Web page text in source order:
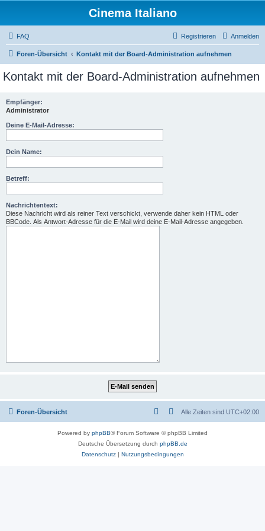
Cinema Italiano
FAQ Anmelden
Registrieren
Foren-Übersicht Kontakt mit der Board-Administration aufnehmen
Kontakt mit der Board-Administration aufnehmen
Empfänger:
Administrator
Deine E-Mail-Adresse:
Dein Name:
Betreff:
Nachrichtentext:
Diese Nachricht wird als reiner Text verschickt, verwende daher kein HTML oder
BBCode. Als Antwort-Adresse für die E-Mail wird deine E-Mail-Adresse angegeben.
Foren-Übersicht Alle Zeiten sind UTC+02:00
Powered by phpBB® Forum Software © phpBB Limited
Deutsche Übersetzung durch phpBB.de
Datenschutz| Nutzungsbedingungen